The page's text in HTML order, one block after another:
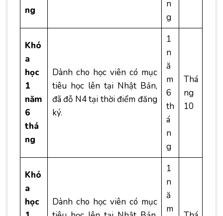
ng
n
g
Khó
a
học
1
năm
6
thá
ng
Dành cho học viên có mục
tiêu học lên tại Nhật Bản,
đã đỗ N4 tại thời điểm đăng
ký.
1
n
ă
m
6
th
á
n
g
Thá
ng
10
Khó
a
học
Dành cho học viên có mục
1
n
ă
m